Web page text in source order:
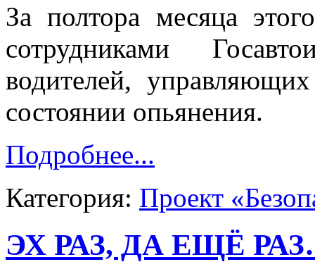
За полтора месяца
сотрудниками
водителей,
состоянии опьянения.
Подробнее...
Категория: Проект
ЭХ РАЗ, ДА ЕЩЁ